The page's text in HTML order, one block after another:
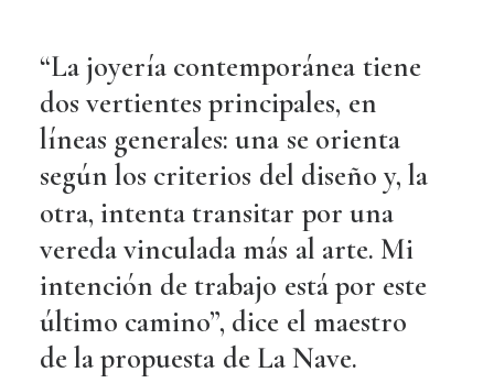
“Lajoyería contemporánea tiene
dos vertientes principales, en
líneas generales: una se orienta
según los criterios del diseño y, la
otra, intentatransitar por una
veredavinculada más al arte. Mi
intención detrabajo estápor este
último camino”, dice el maestro
delapropuesta de LaNave.